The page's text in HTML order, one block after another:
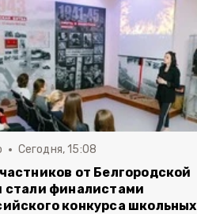
Сегодня, 15:08
от Белгородской
стали финалистами
конкурса школьных